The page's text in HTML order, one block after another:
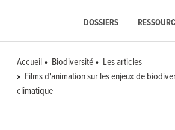
DOSSIERS
Accueil Biodiversité
Les articles
Films d'animation sur les enjeux de
climatique